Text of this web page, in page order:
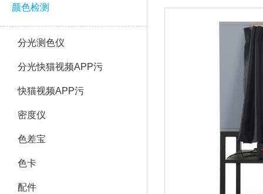
颜色检测
分光测色仪
分光快猫视频APP污
快猫视频APP污
密度仪
色差宝
色卡
配件